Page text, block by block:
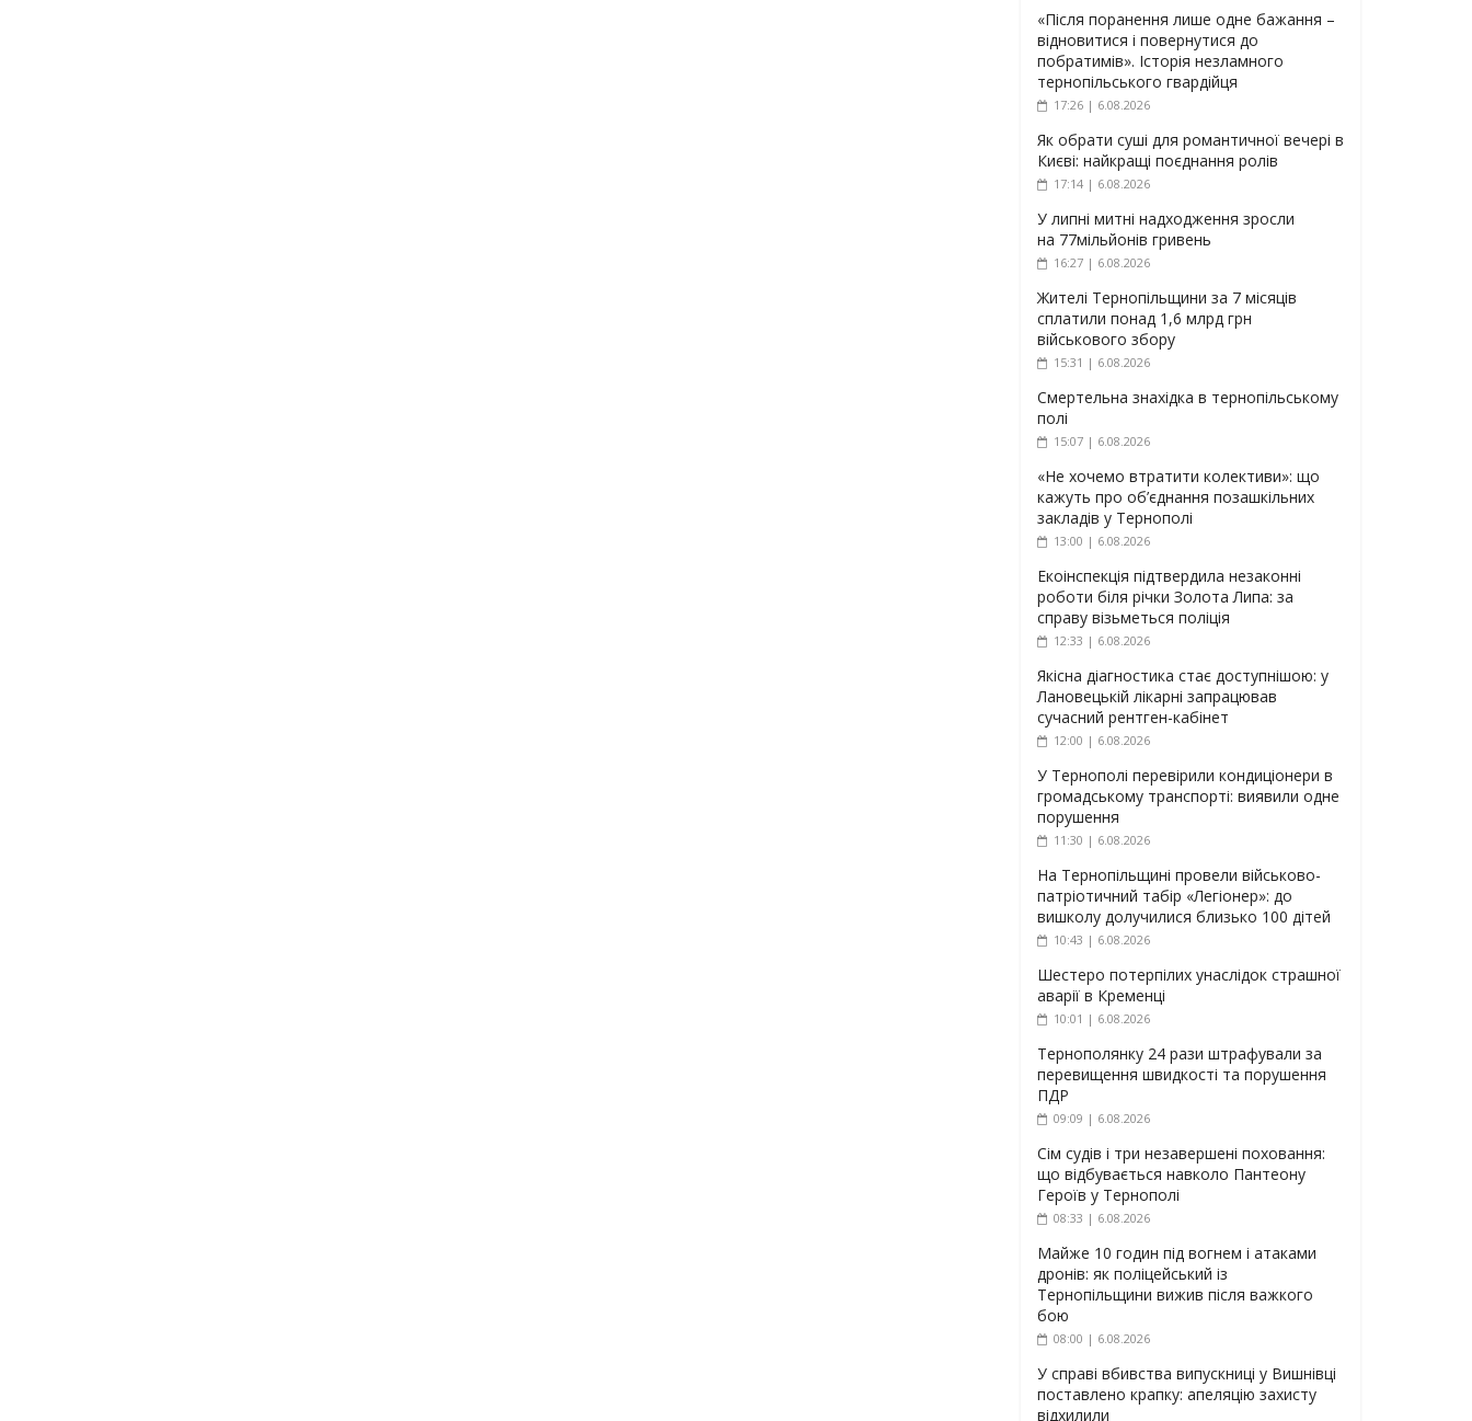
«Після поранення лише одне бажання –
відновитися і повернутися до
побратимів». Історія незламного
тернопільського гвардійця
17:26 | 6.08.2026
Як обрати суші для романтичної вечері в
Києві: найкращі поєднання ролів
17:14 | 6.08.2026
У липні митні надходження зросли
на 77мільйонів гривень
16:27 | 6.08.2026
Жителі Тернопільщини за 7 місяців
сплатили понад 1,6 млрд грн
військового збору
15:31 | 6.08.2026
Смертельна знахідка в тернопільському
полі
15:07 | 6.08.2026
«Не хочемо втратити колективи»: що
кажуть про об’єднання позашкільних
закладів у Тернополі
13:00 | 6.08.2026
Екоінспекція підтвердила незаконні
роботи біля річки Золота Липа: за
справу візьметься поліція
12:33 | 6.08.2026
Якісна діагностика стає доступнішою: у
Лановецькій лікарні запрацював
сучасний рентген-кабінет
12:00 | 6.08.2026
У Тернополі перевірили кондиціонери в
громадському транспорті: виявили одне
порушення
11:30 | 6.08.2026
На Тернопільщині провели військово-
патріотичний табір «Легіонер»: до
вишколу долучилися близько 100 дітей
10:43 | 6.08.2026
Шестеро потерпілих унаслідок страшної
аварії в Кременці
10:01 | 6.08.2026
Тернополянку 24 рази штрафували за
перевищення швидкості та порушення
ПДР
09:09 | 6.08.2026
Сім судів і три незавершені поховання:
що відбувається навколо Пантеону
Героїв у Тернополі
08:33 | 6.08.2026
Майже 10 годин під вогнем і атаками
дронів: як поліцейський із
Тернопільщини вижив після важкого
бою
08:00 | 6.08.2026
У справі вбивства випускниці у Вишнівці
поставлено крапку: апеляцію захисту
відхилили